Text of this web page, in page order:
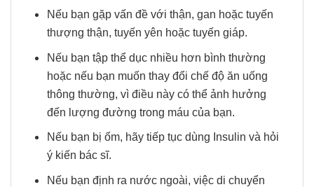
Nếu bạn gặp vấn đề với thận, gan hoặc tuyến
thượng thận, tuyến yên hoặc tuyến giáp.
Nếu bạn tập thể dục nhiều hơn bình thường
hoặc nếu bạn muốn thay đổi chế độ ăn uống
thông thường, vì điều này có thể ảnh hưởng
đến lượng đường trong máu của bạn.
Nếu bạn bị ốm, hãy tiếp tục dùng Insulin và hỏi
ý kiến ​​bác sĩ.
Nếu bạn định ra nước ngoài, việc di chuyển